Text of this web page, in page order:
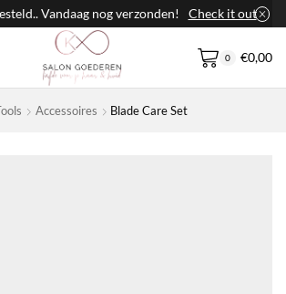
Vandaag nog verzonden! Check it out
0 €0,00
Accessoires Blade Care Set